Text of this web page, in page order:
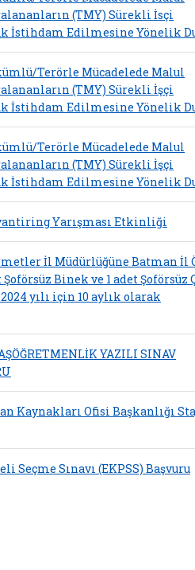
(TMY) Sürekli İsçi
İstihdam Edilmesine Yönelik
Terörle Mücadelede Malul
(TMY) Sürekli İşçi
İstihdam Edilmesine Yönelik
Terörle Mücadelede Malul
(TMY) Sürekli İşçi
İstihdam Edilmesine Yönelik
Yarışması Etkinliği
İl Müdürlüğüne Batman İl
Binek ve 1 adet Şoförsüz
yılı için 10 aylık olarak
YAZILI SINAV
Kaynakları Ofisi Başkanlığı
Seçme Sınavı (EKPSS) Başvuru